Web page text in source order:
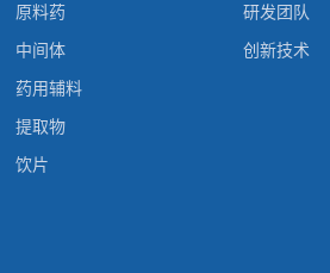
原料药
中间体
药用辅料
提取物
饮片
研发团队
创新技术